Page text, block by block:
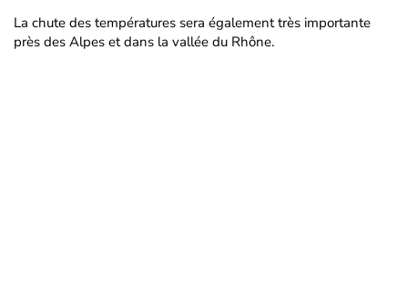
La chute des températures sera également très importante
près des Alpes et dans la vallée du Rhône.